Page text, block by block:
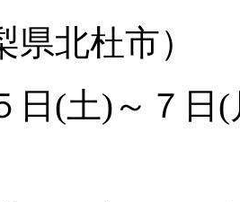
北杜市）
(土)～７日(